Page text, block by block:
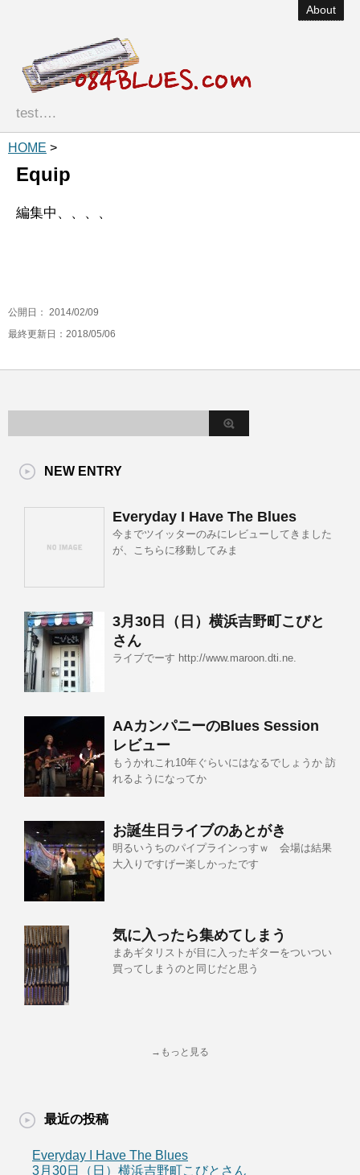
About
test….
HOME >
Equip
編集中、、、、
公開日： 2014/02/09
最終更新日：2018/05/06
NEW ENTRY
Everyday I Have The Blues
今までツイッターのみにレビューしてきました
が、こちらに移動してみま
3月30日（日）横浜吉野町こびと
さん
ライブでーす http://www.maroon.dti.ne.
AAカンパニーのBlues Session
レビュー
もうかれこれ10年ぐらいにはなるでしょうか 訪
れるようになってか
お誕生日ライブのあとがき
明るいうちのパイプラインっすｗ 会場は結果
大入りですげー楽しかったです
気に入ったら集めてしまう
まあギタリストが目に入ったギターをついつい
買ってしまうのと同じだと思う
→もっと見る
最近の投稿
Everyday I Have The Blues
3月30日（日）横浜吉野町こびとさん